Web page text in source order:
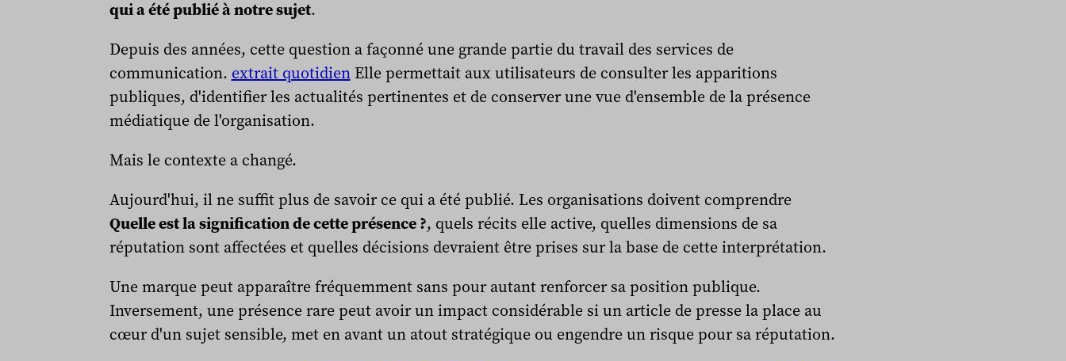
qui a été publié à notre sujet.
Depuis des années, cette question a façonné une grande partie du travail des services de
communication. extrait quotidienElle permettait aux utilisateurs de consulter les apparitions
publiques, d'identifier les actualités pertinentes et de conserver une vue d'ensemble de la présence
médiatique de l'organisation.
Mais le contexte a changé.
Aujourd'hui, il ne suffit plus de savoir ce qui a été publié. Les organisations doivent comprendre
Quelle est la signification de cette présence ?, quels récits elle active, quelles dimensions de sa
réputation sont affectées et quelles décisions devraient être prises sur la base de cette interprétation.
Une marque peut apparaître fréquemment sans pour autant renforcer sa position publique.
Inversement, une présence rare peut avoir un impact considérable si un article de presse la place au
cœur d'un sujet sensible, met en avant un atout stratégique ou engendre un risque pour sa réputation.